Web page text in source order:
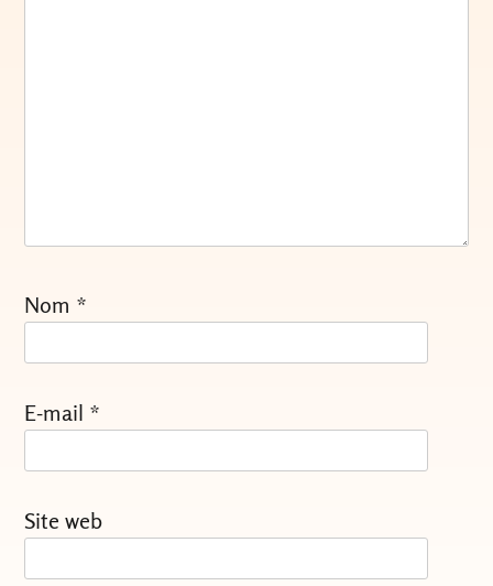
Nom *
E-mail *
Site web